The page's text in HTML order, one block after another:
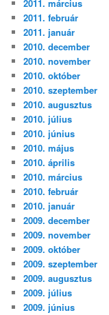
2011. március
2011. február
2011. január
2010. december
2010. november
2010. október
2010. szeptember
2010. augusztus
2010. július
2010. június
2010. május
2010. április
2010. március
2010. február
2010. január
2009. december
2009. november
2009. október
2009. szeptember
2009. augusztus
2009. július
2009. június